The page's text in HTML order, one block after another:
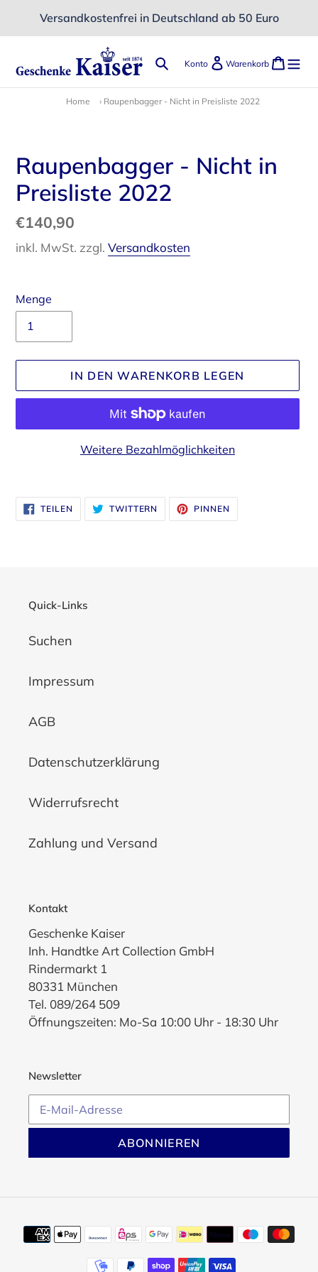
Versandkostenfrei in Deutschland ab 50 Euro
Suchen
Konto Einloggen
Warenkorb
Home › Raupenbagger - Nicht in Preisliste 2022
Raupenbagger - Nicht in
Preisliste 2022
Normaler
Preis
€140,90
inkl. MwSt. zzgl. Versandkosten
Menge
IN DEN WARENKORB LEGEN
Weitere Bezahlmöglichkeiten
wird
zum TEILEN
FACEBOOK
TEILEN
TWITTERN AUF
TWITTER
TWITTERN
PINNEN
PINNEN
Quick-Links
Suchen
Impressum
AGB
Datenschutzerklärung
Widerrufsrecht
Zahlung und Versand
Kontakt
Geschenke Kaiser
Inh. Handtke Art Collection GmbH
Rindermarkt 1
80331 München
Tel. 089/264 509
Öffnungszeiten: Mo-Sa 10:00 Uhr - 18:30 Uhr
Newsletter
ABONNIEREN
Zahlungsmethoden